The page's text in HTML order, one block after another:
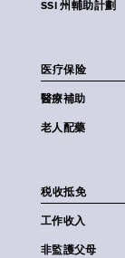
SSI 州輔助計劃
医疗保险
醫療補助
老人配藥
税收抵免
工作收入
非監護父母